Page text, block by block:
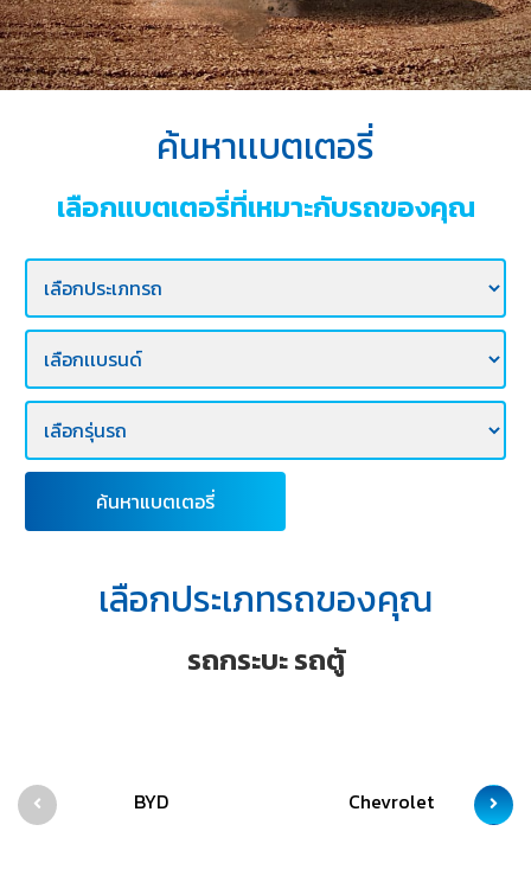
ข่าว
เเละ
กิจกรรม
กับ
ติดต่อ
เรา
E-
BUSINESS
ค้นหาเเบตเตอรี่
เลือกเเบตเตอรี่ที่เหมาะกับรถของคุณ
ค้นหาแบตเตอรี่
เลือกประเภทรถของคุณ
รถกระบะ รถตู้
BYD Chevrolet